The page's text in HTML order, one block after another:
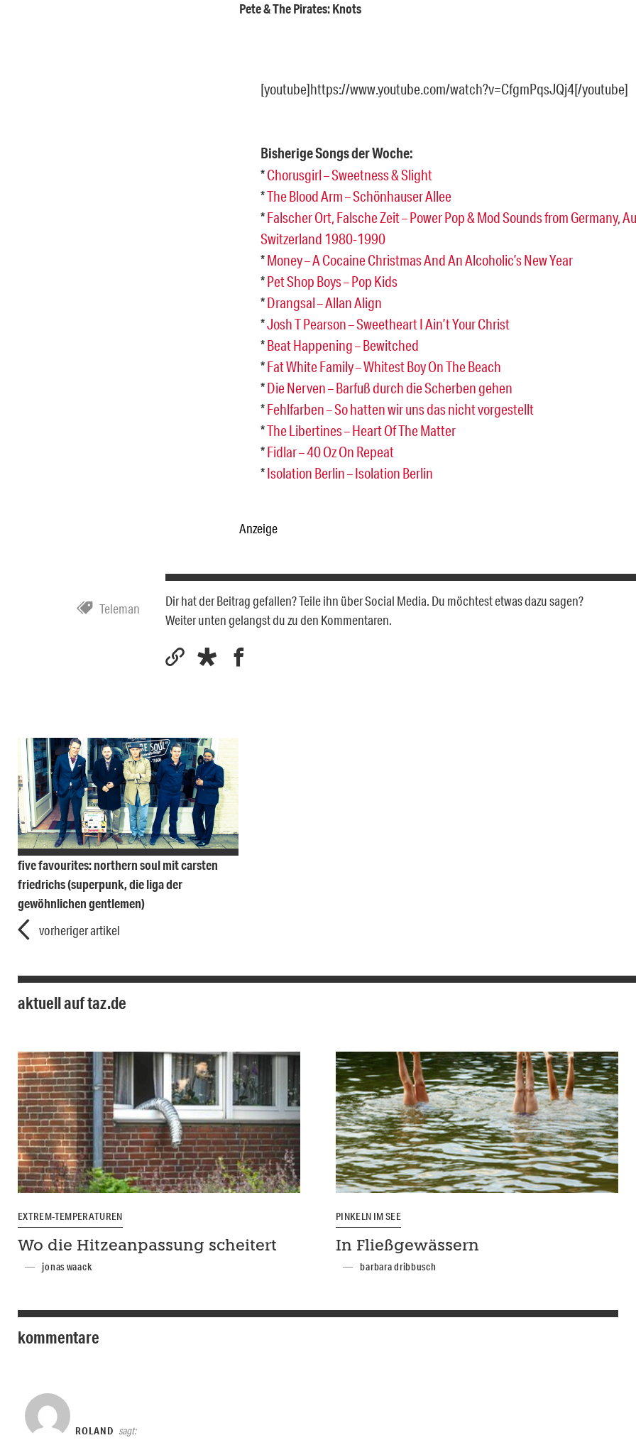
Pete & The Pirates: Knots
[youtube]https://www.youtube.com/watch?v=CfgmPqsJQj4[/youtube]
Bisherige Songs der Woche:
*Chorusgirl – Sweetness & Slight
*The Blood Arm – Schönhauser Allee
*Falscher Ort, Falsche Zeit – Power Pop & Mod Sounds from Germany,
Switzerland 1980-1990
*Money – A Cocaine Christmas And An Alcoholic’s New Year
*Pet Shop Boys – Pop Kids
*Drangsal – Allan Align
*Josh T Pearson – Sweetheart I Ain’t Your Christ
*Beat Happening – Bewitched
*Fat White Family – Whitest Boy On The Beach
*Die Nerven – Barfuß durch die Scherben gehen
*Fehlfarben – So hatten wir uns das nicht vorgestellt
*The Libertines – Heart Of The Matter
*Fidlar – 40 Oz On Repeat
*Isolation Berlin – Isolation Berlin
Anzeige
Teleman
Dir hat der Beitrag gefallen? Teile ihn über Social Media. Du möchtest etwas dazu sagen?
Weiter unten gelangst du zu den Kommentaren.
five favourites: northern soul mit carsten
friedrichs (superpunk, die liga der
gewöhnlichen gentlemen)
vorheriger artikel
aktuell auf taz.de
EXTREM-TEMPERATUREN
Wo die Hitzeanpassung scheitert
jonas waack
PINKELN IM SEE
In Fließgewässern
barbara dribbusch
kommentare
ROLAND sagt: